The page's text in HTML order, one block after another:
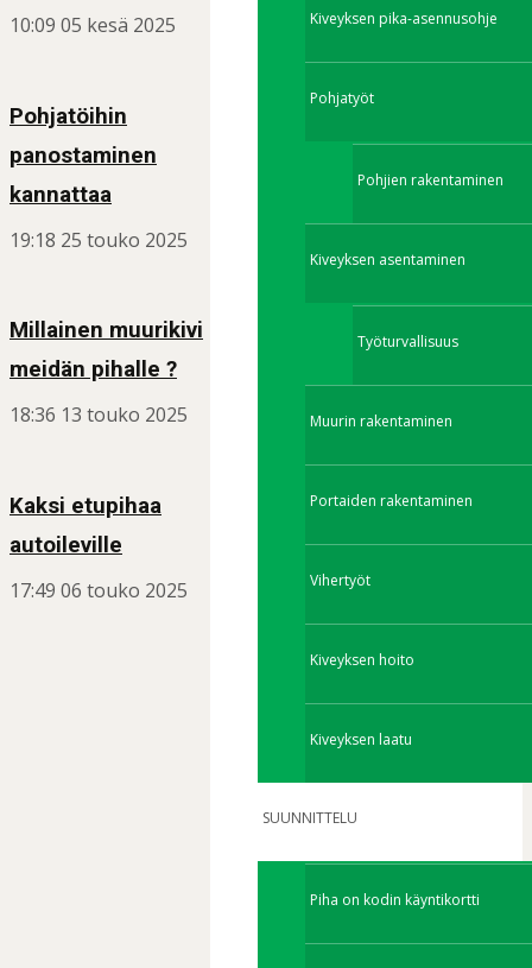
Kiveyksen pika-asennusohje
Pohjatyöt
Pohjien rakentaminen
Kiveyksen asentaminen
Työturvallisuus
Muurin rakentaminen
Portaiden rakentaminen
Vihertyöt
Kiveyksen hoito
Kiveyksen laatu
SUUNNITTELU
Piha on kodin käyntikortti
10:09 05 kesä 2025
Pohjatöihin
panostaminen
kannattaa
19:18 25 touko 2025
Millainen muurikivi
meidän pihalle ?
18:36 13 touko 2025
Kaksi etupihaa
autoileville
17:49 06 touko 2025